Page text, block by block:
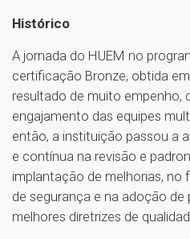
Histórico
A jornada do HUEM no
certificação Bronze, obtida
resultado de muito empenho,
engajamento das equipes
então, a instituição passou a
e contínua na revisão e
implantação de melhorias,
de segurança e na adoção de
melhores diretrizes de
1